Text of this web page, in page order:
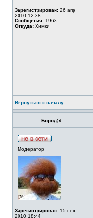
Зарегистрирован: 26 апр
2010 12:38
Сообщения: 1963
Откуда: Химки
Вернуться к началу
Бород@
Модератор
Зарегистрирован: 15 сен
2010 18:44